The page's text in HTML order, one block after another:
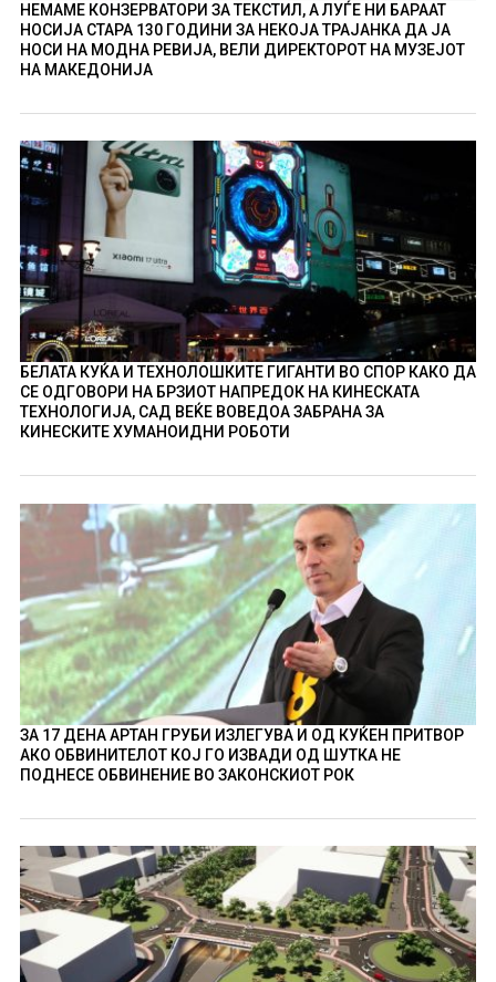
НЕМАМЕ КОНЗЕРВАТОРИ ЗА ТЕКСТИЛ, А ЛУЃЕ НИ БАРААТ
НОСИЈА СТАРА 130 ГОДИНИ ЗА НЕКОЈА ТРАЈАНКА ДА ЈА
НОСИ НА МОДНА РЕВИЈА, ВЕЛИ ДИРЕКТОРОТ НА МУЗЕЈОТ
НА МАКЕДОНИЈА
БЕЛАТА КУЌА И ТЕХНОЛОШКИТЕ ГИГАНТИ ВО СПОР КАКО ДА
СЕ ОДГОВОРИ НА БРЗИОТ НАПРЕДОК НА КИНЕСКАТА
ТЕХНОЛОГИЈА, САД ВЕЌЕ ВОВЕДОА ЗАБРАНА ЗА
КИНЕСКИТЕ ХУМАНОИДНИ РОБОТИ
ЗА 17 ДЕНА АРТАН ГРУБИ ИЗЛЕГУВА И ОД КУЌЕН ПРИТВОР
АКО ОБВИНИТЕЛОТ КОЈ ГО ИЗВАДИ ОД ШУТКА НЕ
ПОДНЕСЕ ОБВИНЕНИЕ ВО ЗАКОНСКИОТ РОК